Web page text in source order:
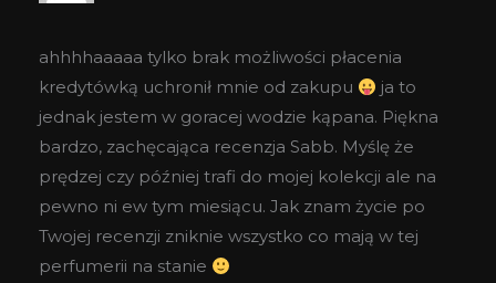
ahhhhaaaaa tylko brak możliwości płacenia
kredytówką uchronił mnie od zakupu
ja to
jednak jestem w goracej wodzie kąpana. Piękna
bardzo, zachęcająca recenzja Sabb. Myślę że
prędzej czy później trafi do mojej kolekcji ale na
pewno ni ew tym miesiącu. Jak znam życie po
Twojej recenzji zniknie wszystko co mają w tej
perfumerii na stanie